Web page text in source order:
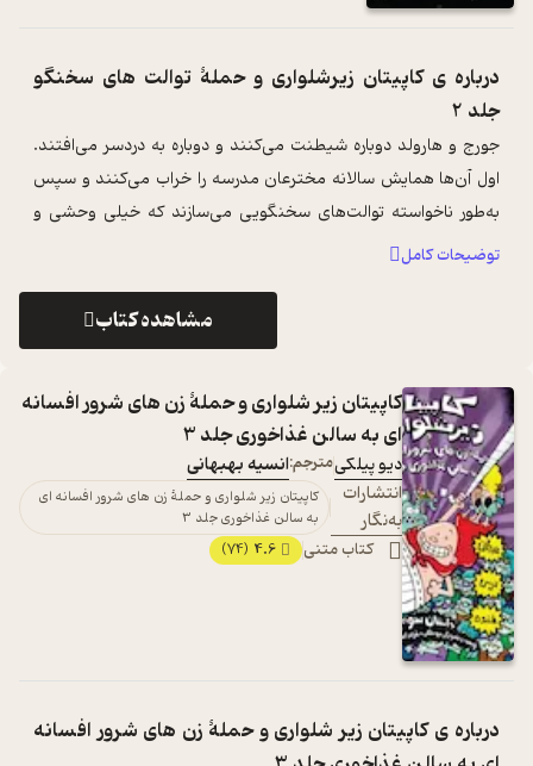
درباره یکاپیتان زیرشلواری و حملۀ توالت های سخنگو
جلد 2
جورج و هارولد دوباره شیطنت می‌کنند و دوباره به دردسر می‌افتند.
اول آن‌ها همایش سالانه مخترعان مدرسه را خراب می‌کنند و سپس
به‌طور ناخواسته توالت‌های سخنگویی می‌سازند که خیلی وحشی و
بدجنسند و می‌خواهند ...
توضیحات کامل
مشاهده کتاب
کاپیتان زیر شلواری و حملۀ زن های شرور افسانه
ای به سالن غذاخوری جلد 3
دیو پیلکیمترجم:انسیه بهبهانی
انتشارات
به‌نگار
کاپیتان زیر شلواری و حملۀ زن های شرور افسانه ای
به سالن غذاخوری جلد 3
کتاب متنی 4.6
(74)
درباره یکاپیتان زیر شلواری و حملۀ زن های شرور افسانه